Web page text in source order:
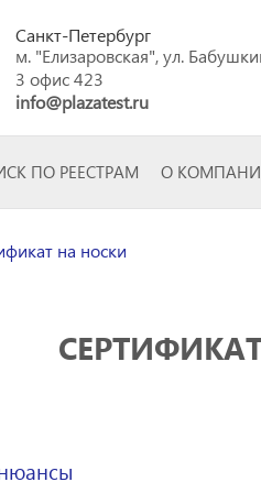
Санкт-Петербург
м. "Елизаровская", ул.
3 офис 423
info@plazatest.ru
ПО РЕЕСТРАМ О
на носки